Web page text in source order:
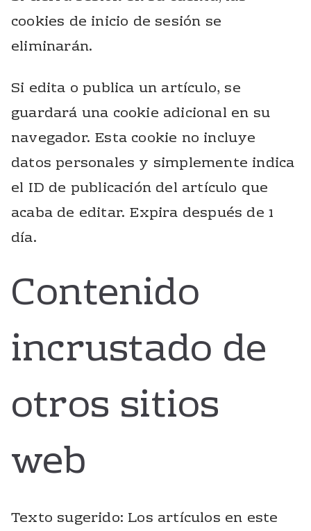
cookies de inicio de sesión se
eliminarán.
Si edita o publica un artículo, se
guardará una cookie adicional en su
navegador. Esta cookie no incluye
datos personales y simplemente indica
el ID de publicación del artículo que
acaba de editar. Expira después de 1
día.
Contenido
incrustado de
otros sitios
web
Texto sugerido: Los artículos en este